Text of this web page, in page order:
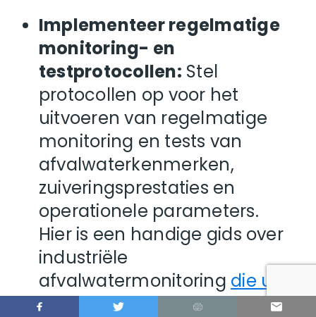
Implementeer regelmatige
monitoring- en
testprotocollen: Stel
protocollen op voor het
uitvoeren van regelmatige
monitoring en tests van
afvalwaterkenmerken,
zuiveringsprestaties en
operationele parameters.
Hier is een handige gids over
industriële
afvalwatermonitoring die u
helpt bij het bepalen van de